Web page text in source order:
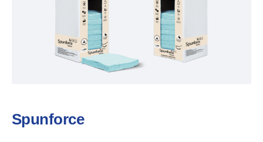
Spunforce